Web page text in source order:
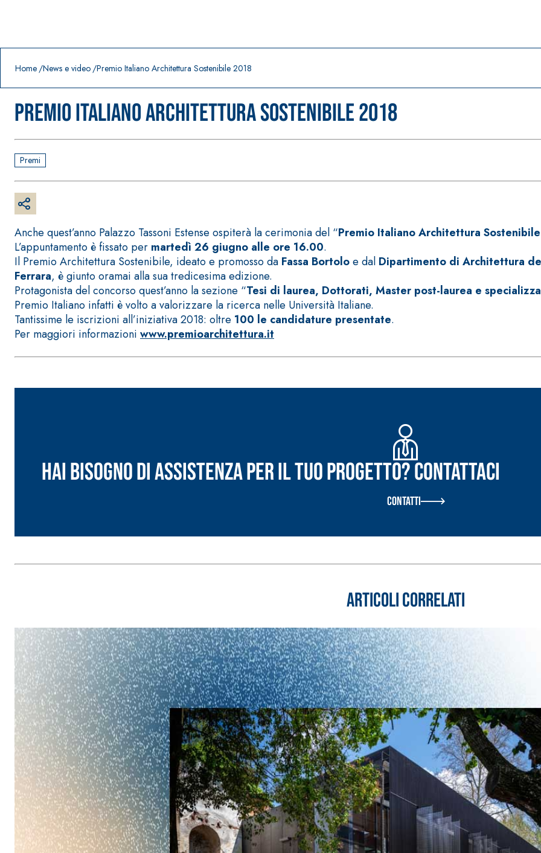
Home News e video Premio Italiano Architettura Sostenibile 2018
Premio Italiano Architettura Sostenibile 2018
Premi
Anche quest’anno Palazzo Tassoni Estense ospiterà la cerimonia del “Premio Italiano Architettura Sostenibile
L’appuntamento è fissato per martedì 26 giugno alle ore 16.00.
Il Premio Architettura Sostenibile, ideato e promosso da Fassa Bortoloe dal Dipartimento di Architettura
Ferrara, è giunto oramai alla sua tredicesima edizione.
Protagonista del concorso quest’anno la sezione “Tesi di laurea, Dottorati, Master post-laurea e
Premio Italiano infatti è volto a valorizzare la ricerca nelle Università Italiane.
Tantissime le iscrizioni all’iniziativa 2018: oltre 100 le candidature presentate.
Per maggiori informazioni www.premioarchitettura.it
Hai bisogno di assistenza per il tuo progetto? Contattaci
Contatti
Articoli correlati
Prodotti in primo piano
Sistema INTONACATURA E COSTRUZIONE PRODOTTI A BASE CALCE AEREA
KB 13 EVOLUTION
Intonaco di fondo bianco fibrorinforzato a base di calce aerea, per
interni ed esterni
Sistema GYPSOTECH ®
GYPSOTECH®
Lastra in cartongesso